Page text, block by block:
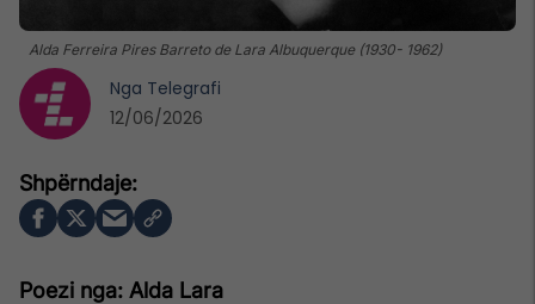
Alda Ferreira Pires Barreto de Lara Albuquerque (1930- 1962)
Poezi nga: Alda Lara
Nga Telegrafi
12/06/2026